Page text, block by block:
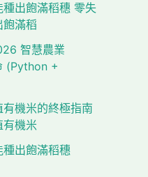
出飽滿稻穗 零失
飽滿稻
智慧農業
(Python +
機米的終極指南
機米
出飽滿稻穗